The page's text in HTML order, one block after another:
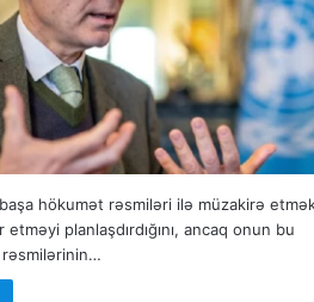
hökumət rəsmiləri ilə müzakirə
planlaşdırdığını, ancaq onun bu